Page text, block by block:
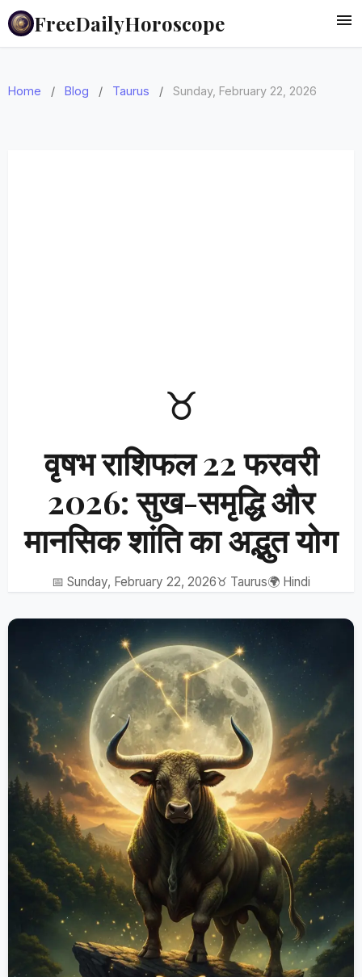
FreeDailyHoroscope
Home / Blog / Taurus / Sunday, February 22, 2026
♉
वृषभ राशिफल 22 फरवरी
2026: सुख-समृद्धि और
मानसिक शांति का अद्भुत योग
📅 Sunday, February 22, 2026♉ Taurus🌍 Hindi